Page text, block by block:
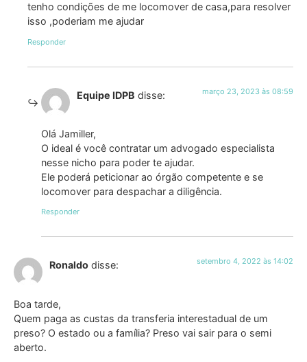
tenho condições de me locomover de casa,para resolver
isso ,poderiam me ajudar
Responder
Equipe IDPB disse: março 23, 2023 às 08:59
Olá Jamiller,
O ideal é você contratar um advogado especialista
nesse nicho para poder te ajudar.
Ele poderá peticionar ao órgão competente e se
locomover para despachar a diligência.
Responder
Ronaldo disse: setembro 4, 2022 às 14:02
Boa tarde,
Quem paga as custas da transferia interestadual de um
preso? O estado ou a família? Preso vai sair para o semi
aberto.